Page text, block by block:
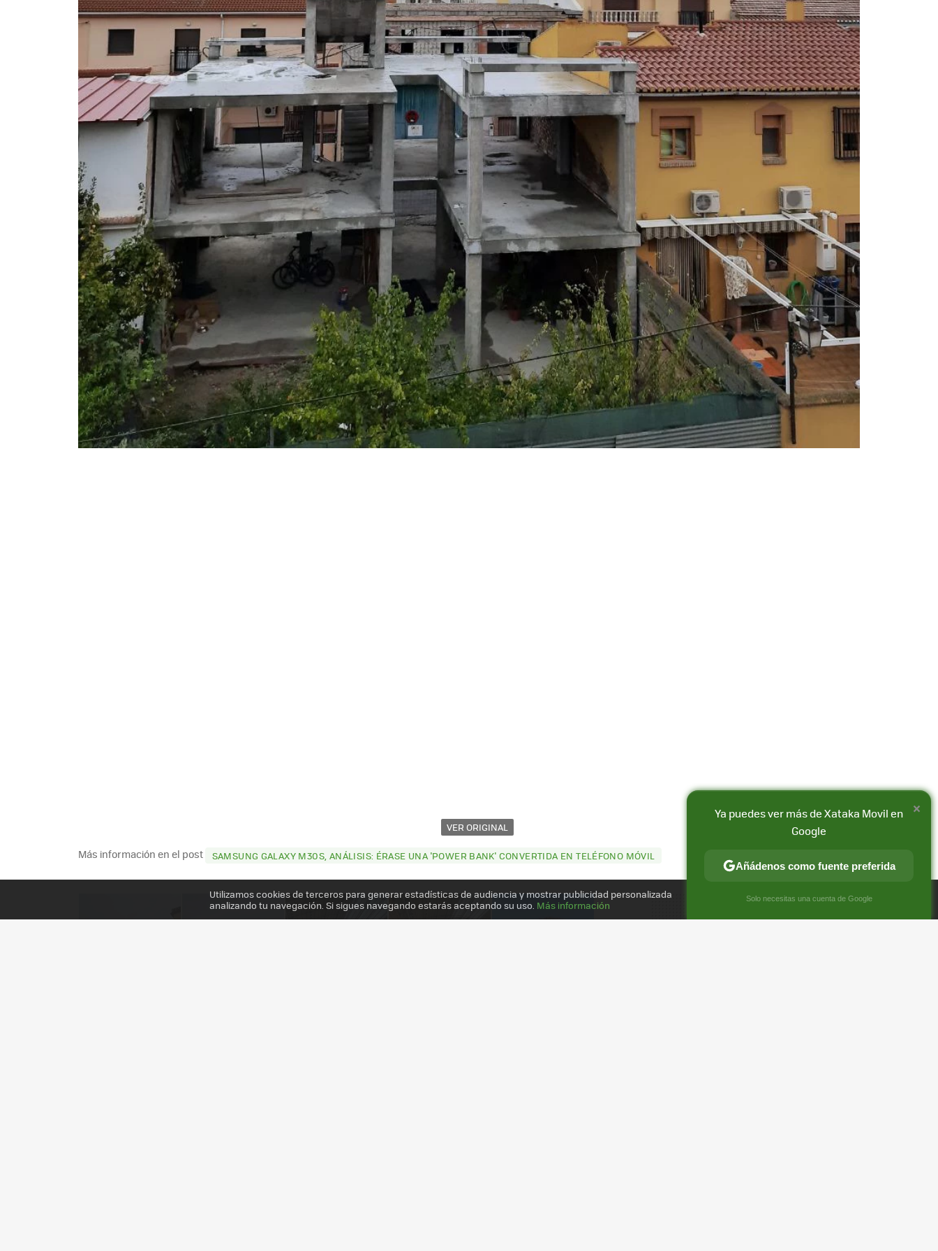
VER ORIGINAL
Compartir
E-
MAIL
Más información en el post SAMSUNG GALAXY M30S, ANÁLISIS: ÉRASE UNA 'POWER BANK' CONVERTIDA EN TELÉFONO MÓVIL
Utilizamos cookies de terceros para generar estadísticas de audiencia y mostrar publicidad personalizada
analizando tu navegación. Si sigues navegando estarás aceptando su uso. Más información
×
Ya puedes ver más de Xataka Movil en
Google
Añádenos como fuente preferida
Solo necesitas una cuenta de Google